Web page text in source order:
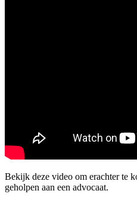
Bekijk deze video om erachter te
geholpen aan een advocaat.